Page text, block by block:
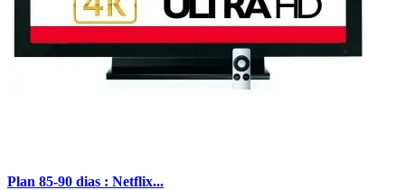
Plan 85-90 dias : Netflix...